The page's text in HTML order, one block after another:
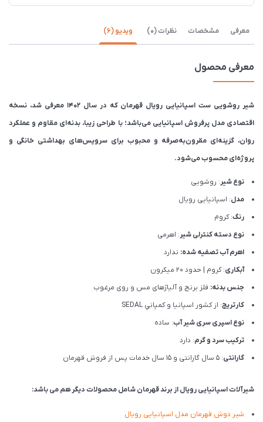
معرفی مشخصات نظرات (0) ویدیو (6)
معرفی محصول
شیر روشویی ست اسپانیایی رویال قهرمان که در سال ۱۴۰۲ معرفی شد، نسخه
اقتصادی مدل پرفروش اسپانیایی می‌باشد؛ با طراحی زیبا، بدنه‌ای مقاوم و عملکرد
روان، گزینه‌ای مقرون‌به‌صرفه و محبوب برای سرویس‌های بهداشتی خانگی و
پروژه‌ای محسوب می‌شود.
نوع شیر: روشویی
مدل: اسپانیایی رویال
رنگ: کروم
نوع دسته کنترلی شیر: اهرمی
اهرم آب تصفیه شده: ندارد
آبکاری: کروم | حدود 20 میکرون
جنس بدنه: فلز برنج و آلیاژهای مس و روی مرغوب
کارتریج: از كشور اسپانيا و كمپاني SEDAL
نوع اسپری سری شیر آب: ساده
ترکیب سرد و گرم: دارد
گارانتی: 5 سال گارانتی و 15 سال خدمات پس از فروش قهرمان
شیرآلات اسپانیایی رویال از برند قهرمان شامل محصولات دیگر هم می باشد:
شیر دوش قهرمان مدل اسپانیایی رویال